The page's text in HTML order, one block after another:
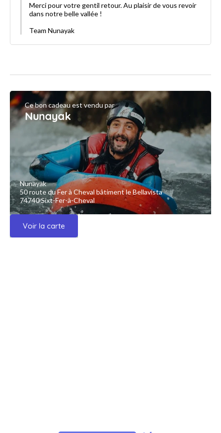
Merci pour votre gentil retour. Au plaisir de vous revoir
dans notre belle vallée !
Team Nunayak
Ce bon cadeau est vendu par
Nunayak
Nunayak
50 route du Fer à Cheval bâtiment le Bellavista
74740 Sixt-Fer-à-Cheval
Voir la carte